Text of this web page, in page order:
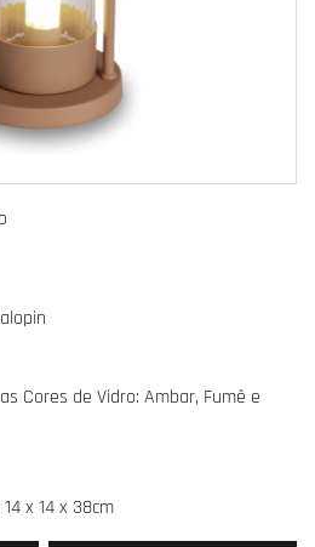
Cores de Vidro: Ambar, Fumê e
x 14 x 38cm